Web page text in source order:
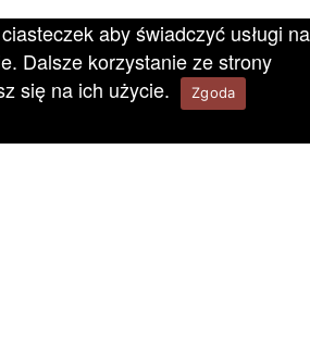
aby świadczyć usługi na
Dalsze korzystanie ze strony
się na ich użycie.
Zgoda